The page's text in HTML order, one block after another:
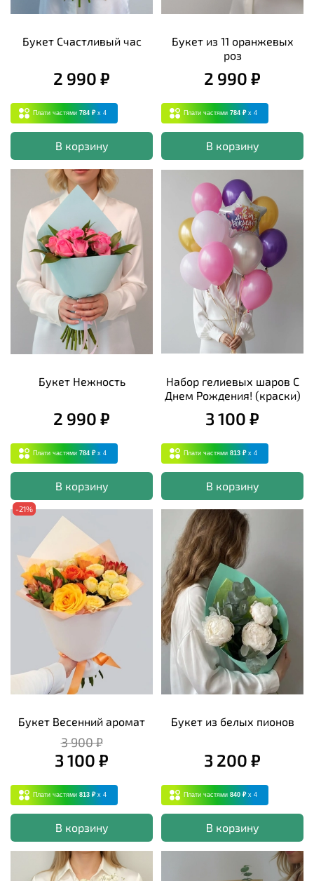
Букет Счастливый час
2 990 ₽
Плати частями 784 ₽ x 4
В корзину
Букет из 11 оранжевых
роз
2 990 ₽
Плати частями 784 ₽ x 4
В корзину
Букет Нежность
2 990 ₽
Плати частями 784 ₽ x 4
В корзину
Набор гелиевых шаров С
Днем Рождения! (краски)
3 100 ₽
Плати частями 813 ₽ x 4
В корзину
-21%
Букет Весенний аромат
3 900 ₽
3 100 ₽
Плати частями 813 ₽ x 4
В корзину
Букет из белых пионов
3 200 ₽
Плати частями 840 ₽ x 4
В корзину